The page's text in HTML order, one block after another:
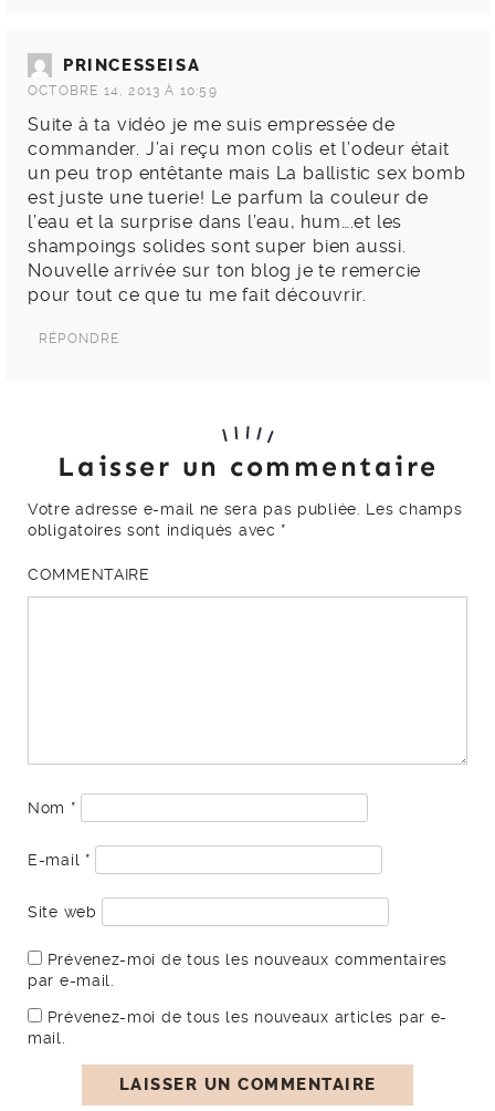
PRINCESSEISA
OCTOBRE 14, 2013 À 10:59
Suite à ta vidéo je me suis empressée de
commander. J’ai reçu mon colis et l’odeur était
un peu trop entêtante mais La ballistic sex bomb
est juste une tuerie! Le parfum la couleur de
l’eau et la surprise dans l’eau, hum….et les
shampoings solides sont super bien aussi.
Nouvelle arrivée sur ton blog je te remercie
pour tout ce que tu me fait découvrir.
RÉPONDRE
Laisser un commentaire
Votre adresse e-mail ne sera pas publiée. Les champs
obligatoires sont indiqués avec *
COMMENTAIRE
Nom *
E-mail *
Site web
Prévenez-moi de tous les nouveaux commentaires
par e-mail.
Prévenez-moi de tous les nouveaux articles par e-
mail.